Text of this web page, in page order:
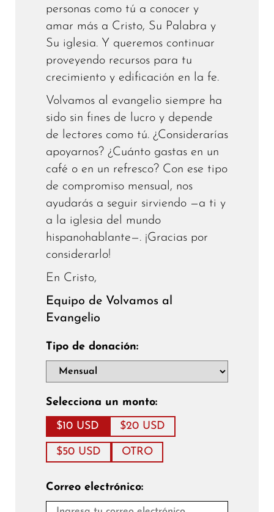
personas como tú a conocer y
amar más a Cristo, Su Palabra y
Su iglesia. Y queremos continuar
proveyendo recursos para tu
crecimiento y edificación en la fe.
Volvamos al evangelio siempre ha
sido sin fines de lucro y depende
de lectores como tú. ¿Considerarías
apoyarnos? ¿Cuánto gastas en un
café o en un refresco? Con ese tipo
de compromiso mensual, nos
ayudarás a seguir sirviendo —a ti y
a la iglesia del mundo
hispanohablante—. ¡Gracias por
considerarlo!
En Cristo,
Equipo de Volvamos al
Evangelio
Tipo de donación:
Selecciona un monto:
$10 USD $20 USD
$50 USD OTRO
Correo electrónico: